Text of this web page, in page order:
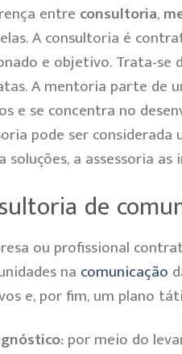
entre consultoria,
A consultoria é
e objetivo. Trata-se
A mentoria parte de
e se concentra no
pode ser
soluções, a assessoria as
de
ou profissional
na comunicação
e, por fim, um plano
por meio do